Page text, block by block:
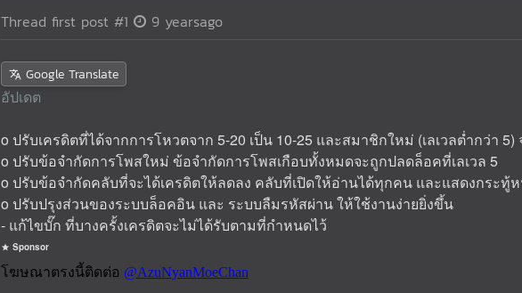
Thread first post #1 9 yearsago
Google Translate
อัปเดต
o ปรับเครดิตที่ได้จากการโหวตจาก 5-20 เป็น 10-25 และสมาชิกใหม่ (เลเวลต่ำกว่า 5)
o ปรับข้อจำกัดการโพสใหม่ ข้อจำกัดการโพสเกือบทั้งหมดจะถูกปลดล็อคที่เลเวล 5
o ปรับข้อจำกัดคลับที่จะได้เครดิตให้ลดลง คลับที่เปิดให้อ่านได้ทุกคน และแสดงกระทู้
o ปรับปรุงส่วนของระบบล็อคอิน และ ระบบลืมรหัสผ่าน ให้ใช้งานง่ายยิ่งขึ้น
- แก้ไขบั๊ก ที่บางครั้งเครดิตจะไม่ได้รับตามที่กำหนดไว้
Sponsor